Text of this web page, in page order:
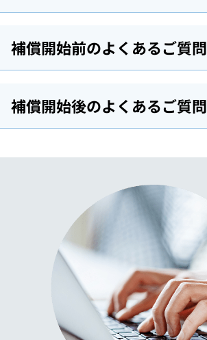
補償開始前のよくあるご質問
補償開始後のよくあるご質問